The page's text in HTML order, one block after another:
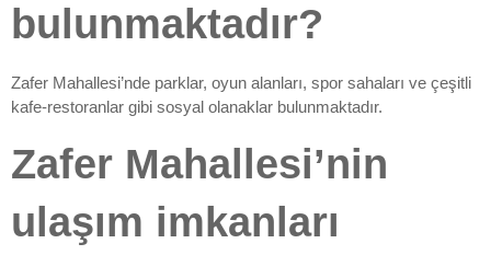
bulunmaktadır?
Zafer Mahallesi’nde parklar, oyun alanları, spor sahaları ve çeşitli
kafe-restoranlar gibi sosyal olanaklar bulunmaktadır.
Zafer Mahallesi’nin
ulaşım imkanları